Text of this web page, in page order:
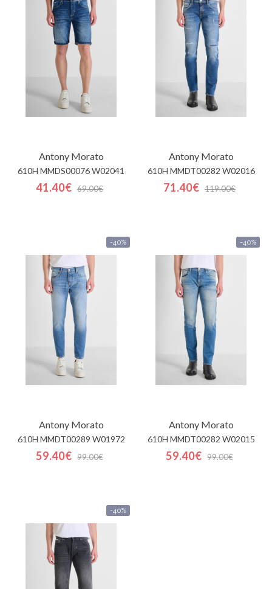
Antony Morato
610H MMDS00076 W02041
41.40€ 69.00€
Antony Morato
610H MMDT00282 W02016
71.40€ 119.00€
-40%
Antony Morato
610H MMDT00289 W01972
59.40€ 99.00€
-40%
Antony Morato
610H MMDT00282 W02015
59.40€ 99.00€
-40%